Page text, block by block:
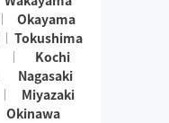
Okayama
Tokushima
Kochi
Nagasaki
Miyazaki
Okinawa